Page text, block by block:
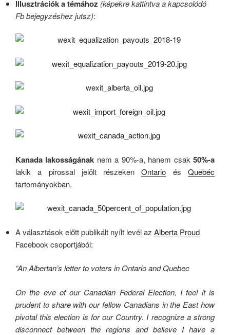
Illusztrációk a témához (képekre kattintva a kapcsolódó
Fb bejegyzéshez jutsz):
Kanada lakosságának nem a 90%-a, hanem csak50%-a
lakik a pirossal jelölt részekenOntario ésQuebéc
tartományokban.
A választások előtt publikált nyílt levél az Alberta Proud
Facebook csoportjából:
“An Albertan’s letter to voters in Ontario and Quebec
On the eve of our Canadian Federal Election, I feel it is
prudent to share with our fellow Canadians in the East how
pivotal this election is for our Country. I recognize a strong
disconnect between the regions and believe I have a